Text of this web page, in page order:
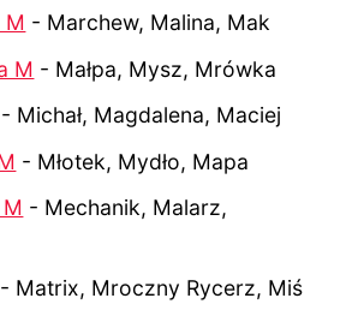
M - Marchew, Malina, Mak
M - Małpa, Mysz, Mrówka
- Michał, Magdalena, Maciej
- Młotek, Mydło, Mapa
- Mechanik, Malarz,
- Matrix, Mroczny Rycerz, Miś